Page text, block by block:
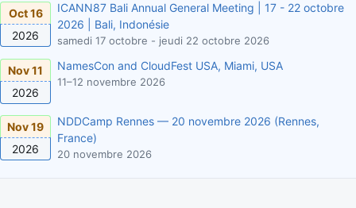
Oct 16
2026
ICANN87 Bali Annual General Meeting | 17 - 22 octobre
2026 | Bali, Indonésie
samedi 17 octobre - jeudi 22 octobre 2026
Nov 11
2026
NamesCon and CloudFest USA, Miami, USA
11–12 novembre 2026
Nov 19
2026
NDDCamp Rennes — 20 novembre 2026 (Rennes,
France)
20 novembre 2026